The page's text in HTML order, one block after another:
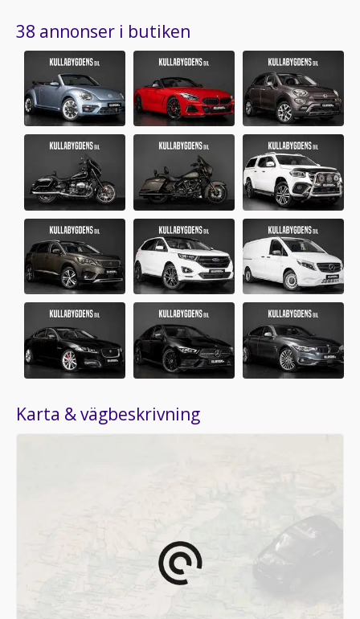
38 annonser i butiken
Karta & vägbeskrivning